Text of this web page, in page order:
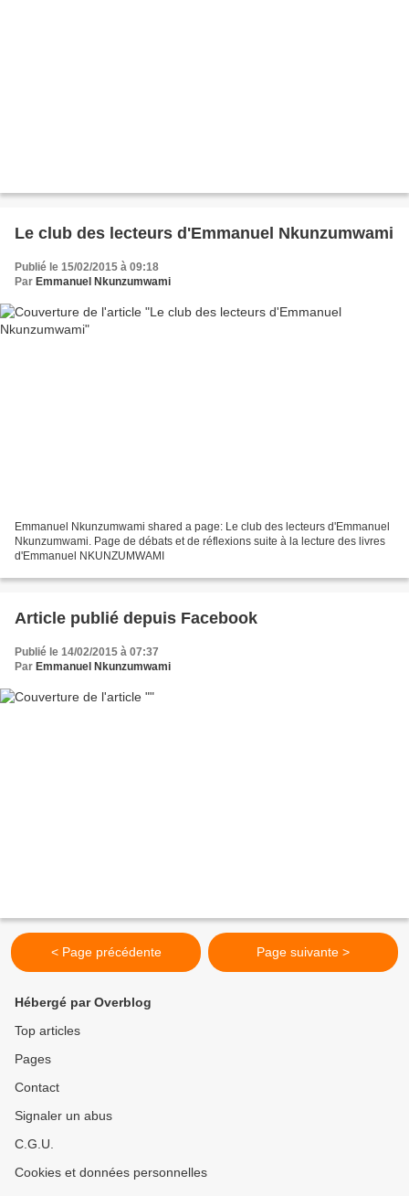
Le club des lecteurs d'Emmanuel Nkunzumwami
Publié le 15/02/2015 à 09:18
Par Emmanuel Nkunzumwami
Emmanuel Nkunzumwami shared a page: Le club des lecteurs d'Emmanuel
Nkunzumwami. Page de débats et de réflexions suite à la lecture des livres
d'Emmanuel NKUNZUMWAMI
Article publié depuis Facebook
Publié le 14/02/2015 à 07:37
Par Emmanuel Nkunzumwami
< Page précédente Page suivante >
Hébergé par Overblog
Top articles
Pages
Contact
Signaler un abus
C.G.U.
Cookies et données personnelles